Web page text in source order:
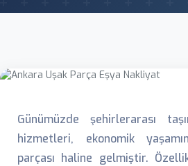
Günümüzde şehirlerarası
hizmetleri, ekonomik
parçası haline gelmiştir.